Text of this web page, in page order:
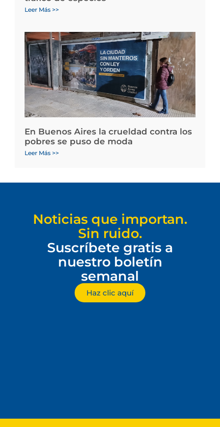
Leer Más >>
En Buenos Aires la crueldad contra los
pobres se puso de moda
Leer Más >>
Noticias que importan.
Sin ruido.
Suscríbete gratis a
nuestro boletín
semanal
Haz clic aquí